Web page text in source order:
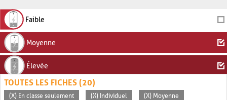
Faible
Moyenne
Élevée
TOUTES LES FICHES (20)
(X) En classe seulement (X) Individuel (X) Moyenne